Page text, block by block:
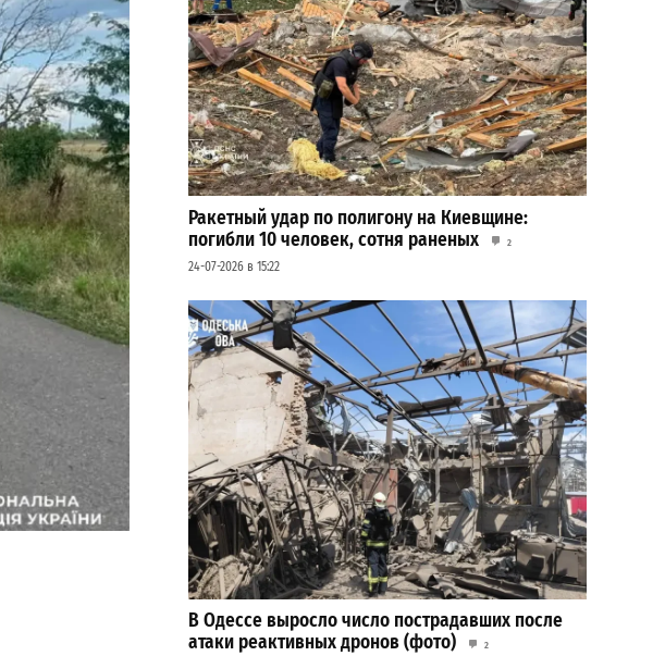
Ракетный удар по полигону на Киевщине:
погибли 10 человек, сотня раненых
2
24-07-2026 в 15:22
В Одессе выросло число пострадавших после
атаки реактивных дронов (фото)
2